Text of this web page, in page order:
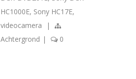
HC1000E, Sony HC17E,
videocamera
|
Achtergrond | 0